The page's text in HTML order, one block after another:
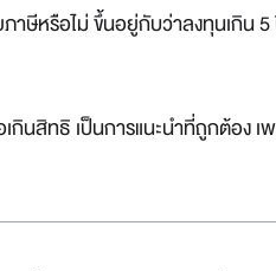
าษีหรือไม่ ขึ้นอยู่กับว่าลงทุนเกิน
กินสิทธิ เป็นการแนะนำที่ถูกต้อง